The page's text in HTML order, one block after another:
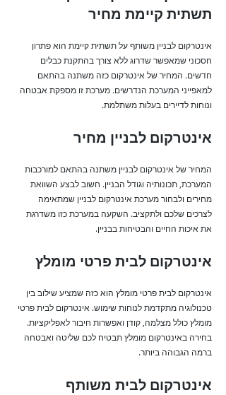
תשתית קיימת מחיר
אינטרקום לבניין משותף על תשתית קיימת הוא פתרון
חסכוני שמאפשר שדרוג ללא צורך בהתקנת כבלים
חדשים. המחיר של אינטרקום כזה משתנה בהתאם
למאפייני המערכת הנדרשים. מערכת זו מספקת אבטחה
ונוחות לדיירים בעלות משתלמת.
אינטרקום לבניין מחיר
המחיר של אינטרקום לבניין משתנה בהתאם למורכבות
המערכת, תכונותיה וגודל הבניין. חשוב לבצע השוואת
מחירים ולבחור מערכת אינטרקום לבניין שמתאימה
לצרכים שלכם ולתקציב. השקעה במערכת כזו משדרגת
את איכות החיים והבטיחות בבניין.
אינטרקום לבית פרטי מומלץ
אינטרקום לבית פרטי מומלץ הוא כזה שמציע שילוב בין
טכנולוגיה מתקדמת לנוחות שימוש. אינטרקום לבית פרטי
מומלץ כולל מצלמה, קודן ואפשרות חיבור לאפליקציות.
בחירה באינטרקום מומלץ תבטיח לכם שליטה ואבטחה
ברמה הגבוהה ביותר.
אינטרקום לבית משותף